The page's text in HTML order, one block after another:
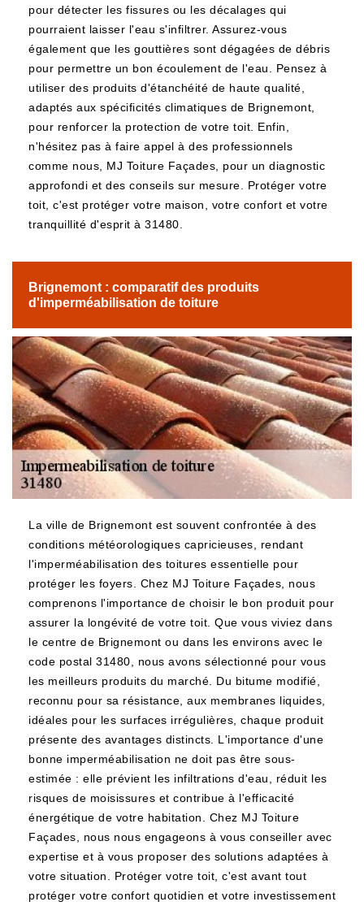
pour détecter les fissures ou les décalages qui
pourraient laisser l'eau s'infiltrer. Assurez-vous
également que les gouttières sont dégagées de débris
pour permettre un bon écoulement de l'eau. Pensez à
utiliser des produits d'étanchéité de haute qualité,
adaptés aux spécificités climatiques de Brignemont,
pour renforcer la protection de votre toit. Enfin,
n'hésitez pas à faire appel à des professionnels
comme nous, MJ Toiture Façades, pour un diagnostic
approfondi et des conseils sur mesure. Protéger votre
toit, c'est protéger votre maison, votre confort et votre
tranquillité d'esprit à 31480.
Brignemont : comparatif des produits
d'imperméabilisation de toiture
La ville de Brignemont est souvent confrontée à des
conditions météorologiques capricieuses, rendant
l'imperméabilisation des toitures essentielle pour
protéger les foyers. Chez MJ Toiture Façades, nous
comprenons l'importance de choisir le bon produit pour
assurer la longévité de votre toit. Que vous viviez dans
le centre de Brignemont ou dans les environs avec le
code postal 31480, nous avons sélectionné pour vous
les meilleurs produits du marché. Du bitume modifié,
reconnu pour sa résistance, aux membranes liquides,
idéales pour les surfaces irrégulières, chaque produit
présente des avantages distincts. L'importance d'une
bonne imperméabilisation ne doit pas être sous-
estimée : elle prévient les infiltrations d'eau, réduit les
risques de moisissures et contribue à l'efficacité
énergétique de votre habitation. Chez MJ Toiture
Façades, nous nous engageons à vous conseiller avec
expertise et à vous proposer des solutions adaptées à
votre situation. Protéger votre toit, c'est avant tout
protéger votre confort quotidien et votre investissement